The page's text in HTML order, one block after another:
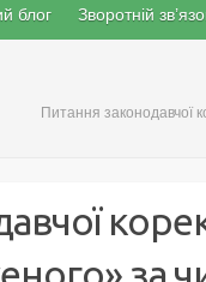
блог Зворотній
Питання законодавчої